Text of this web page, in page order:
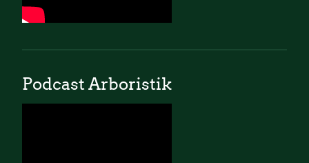
Podcast Arboristik